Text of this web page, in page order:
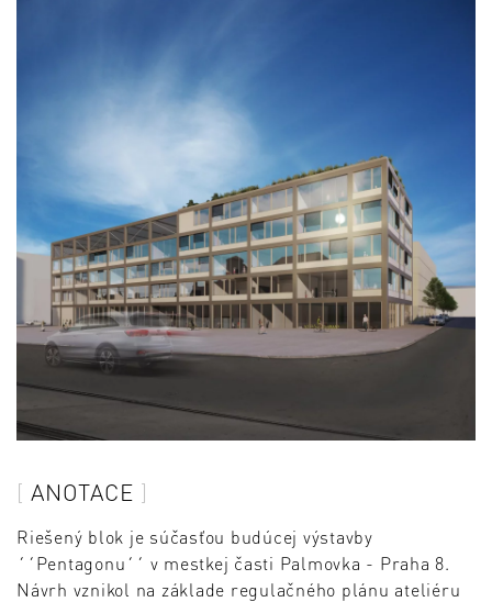
ANOTACE
Riešený blok je súčasťou budúcej výstavby
´´Pentagonu´´ v mestkej časti Palmovka - Praha 8.
Návrh vznikol na základe regulačného plánu ateliéru